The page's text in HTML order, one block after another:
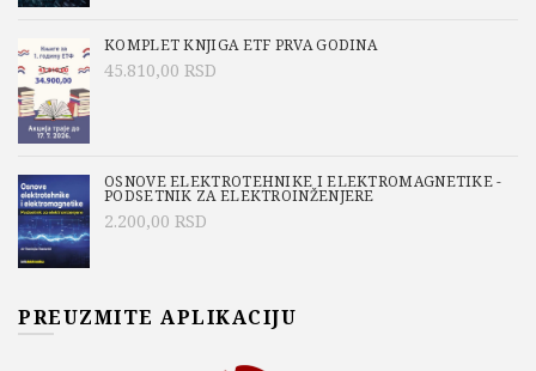
KOMPLET KNJIGA ETF PRVA GODINA
45.810,00 RSD
OSNOVE ELEKTROTEHNIKE I ELEKTROMAGNETIKE -
PODSETNIK ZA ELEKTROINŽENJERE
2.200,00 RSD
PREUZMITE APLIKACIJU